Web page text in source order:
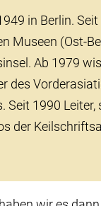
in Berlin.
Museen (Ost-
Ab 1979
des
Seit 1990 Leiter,
der